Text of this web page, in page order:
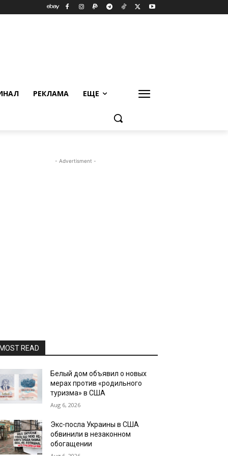
РЕКЛАМА ЕЩЕ
- Advertisment -
READ
Белый дом объявил о новых
мерах против «родильного
туризма» в США
Aug 6, 2026
Экс-посла Украины в США
обвинили в незаконном
обогащении